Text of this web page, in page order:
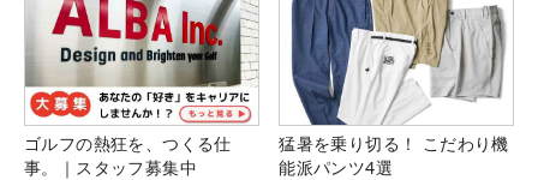
ゴルフの熱狂を、つくる仕
事。｜スタッフ募集中
猛暑を乗り切る！ こだわり機
能派パンツ4選